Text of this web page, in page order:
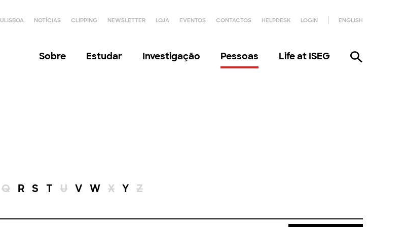
ULISBOA NOTÍCIAS CLIPPING NEWSLETTER LOJA EVENTOS CONTACTOS HELPDESK LOGIN ENGLISH
Sobre Estudar Investigação Pessoas Life at ISEG
Q R S T U V W X Y Z